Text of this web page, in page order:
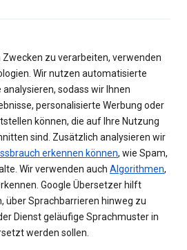
Zwecken zu verarbeiten, verwenden
Wir nutzen automatisierte
sodass wir Ihnen
personalisierte Werbung oder
können, die auf Ihre Nutzung
sind. Zusätzlich analysieren wir
erkennen können, wie Spam,
Wir verwenden auch Algorithmen,
Google Übersetzer hilft
über Sprachbarrieren hinweg zu
Dienst geläufige Sprachmuster in
werden sollen.